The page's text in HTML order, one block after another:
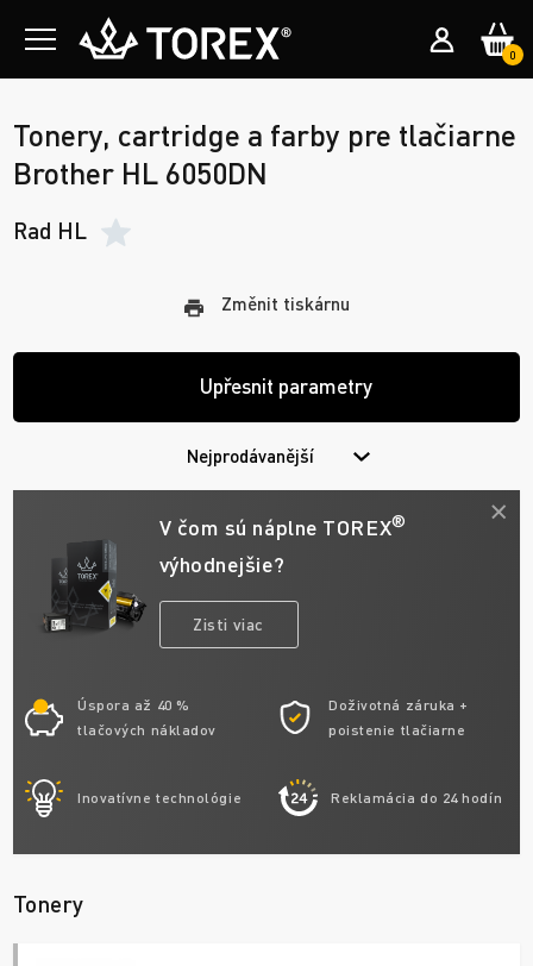
0
Tonery, cartridge a farby pre tlačiarne
Brother HL 6050DN
Rad HL
Změnit tiskárnu
Upřesnit parametry
Nejprodávanější
V čom sú náplne TOREX®
výhodnejšie?
Zisti viac
Úspora až 40 %
tlačových nákladov
Doživotná záruka +
poistenie tlačiarne
Inovatívne technológie Reklamácia do 24 hodín
Tonery